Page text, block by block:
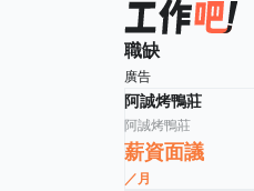
職缺
廣告
阿誠烤鴨莊
阿誠烤鴨莊
薪資面議
／月